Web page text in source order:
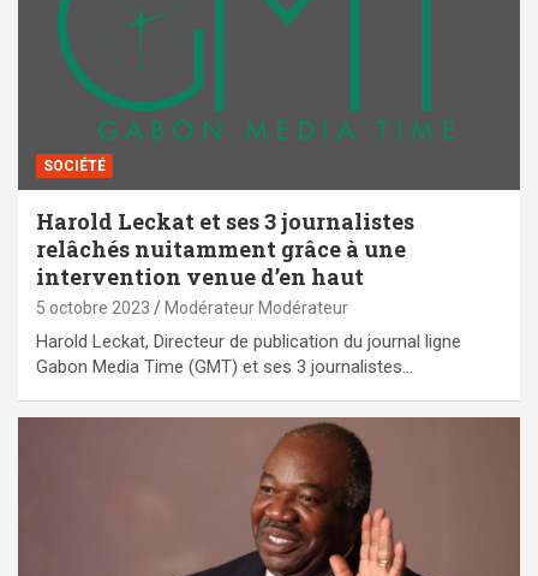
SOCIÉTÉ
Harold Leckat et ses 3 journalistes
relâchés nuitamment grâce à une
intervention venue d’en haut
5 octobre 2023 Modérateur Modérateur
Harold Leckat, Directeur de publication du journal ligne
Gabon Media Time (GMT) et ses 3 journalistes…